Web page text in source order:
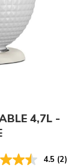
4,7L -
4.5 (2)